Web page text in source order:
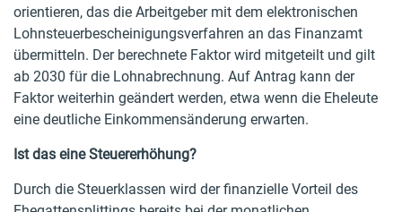
orientieren, das die Arbeitgeber mit dem elektronischen
Lohnsteuerbescheinigungsverfahren an das Finanzamt
übermitteln. Der berechnete Faktor wird mitgeteilt und gilt
ab 2030 für die Lohnabrechnung. Auf Antrag kann der
Faktor weiterhin geändert werden, etwa wenn die Eheleute
eine deutliche Einkommensänderung erwarten.
Ist das eine Steuererhöhung?
Durch die Steuerklassen wird der finanzielle Vorteil des